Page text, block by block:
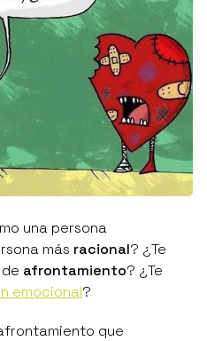
una persona
más racional? ¿Te
afrontamiento? ¿Te
emocional?
que